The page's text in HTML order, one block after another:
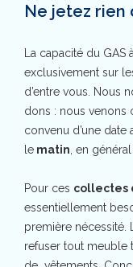
Ne jetez rien
La capacité du
exclusivement sur
d’entre vous. Nous
dons : nous venons
convenu d’une
le matin , en
Pour ces collectes
essentiellement
première nécessité.
refuser tout meuble